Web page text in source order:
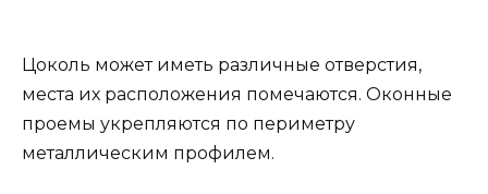
Цоколь может иметь различные отверстия,
места их расположения помечаются. Оконные
проемы укрепляются по периметру
металлическим профилем.